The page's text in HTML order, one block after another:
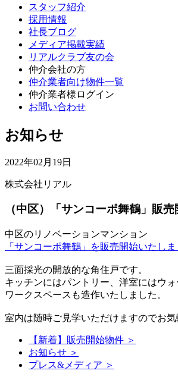
スタッフ紹介
採用情報
社長ブログ
メディア掲載実績
リアルクラブ友の会
仲介会社の方
仲介業者向け物件一覧
仲介業者様ログイン
お問い合わせ
お知らせ
2022年02月19日
株式会社リアル
（中区）「サンコーポ舞鶴」販売
中区のリノベーションマンション
「サンコーポ舞鶴」を販売開始いたしま
三面採光の開放的な角住戸です。
キッチンにはパントリー、洋室にはウ
ワークスペースも造作いたしました。
室内は随時ご見学いただけますのでお気
【新着】販売開始物件 ＞
お知らせ ＞
プレス&メディア ＞